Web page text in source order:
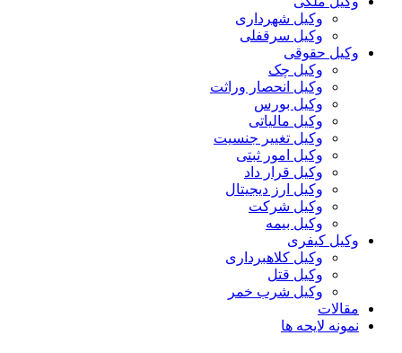
وکیل شهرداری
وکیل سرقفلی
وکیل حقوقی
وکیل چک
وکیل انحصار وراثت
وکیل بورس
وکیل مالیاتی
وکیل تغییر جنسیت
وکیل امور ثبتی
وکیل قرار داد
وکیل ارز دیجیتال
وکیل شرکت
وکیل بیمه
وکیل کیفری
وکیل کلاهبرداری
وکیل قتل
وکیل شرب خمر
مقالات
نمونه لایحه ها